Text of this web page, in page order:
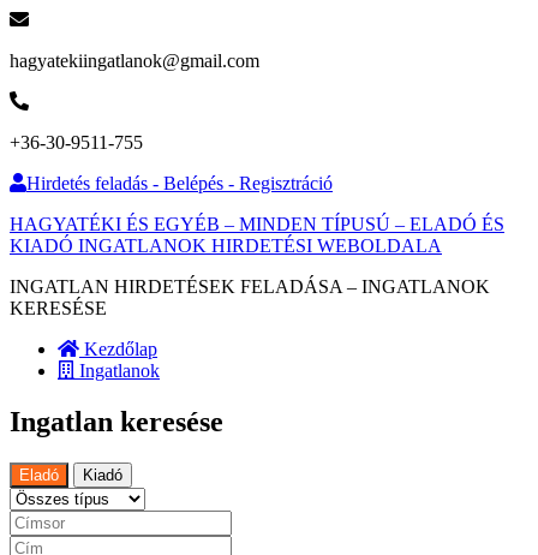
hagyatekiingatlanok@gmail.com
+36-30-9511-755
Hirdetés feladás - Belépés - Regisztráció
HAGYATÉKI ÉS EGYÉB – MINDEN TÍPUSÚ – ELADÓ ÉS
KIADÓ INGATLANOK HIRDETÉSI WEBOLDALA
INGATLAN HIRDETÉSEK FELADÁSA – INGATLANOK
KERESÉSE
Kezdőlap
Ingatlanok
Ingatlan keresése
Eladó Kiadó